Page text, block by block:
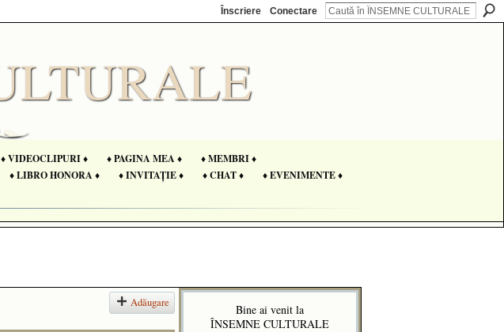
Înscriere Conectare
♦ VIDEOCLIPURI ♦ ♦ PAGINA MEA ♦
♦ MEMBRI ♦
♦ LIBRO HONORA ♦ ♦ INVITAȚIE ♦ ♦ CHAT ♦
♦ EVENIMENTE ♦
Adăugare
Bine ai venit la
ÎNSEMNE CULTURALE